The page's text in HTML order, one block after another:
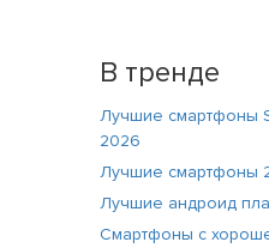
В тренде
Лучшие смартфоны
2026
Лучшие смартфоны
Лучшие андроид
Смартфоны с